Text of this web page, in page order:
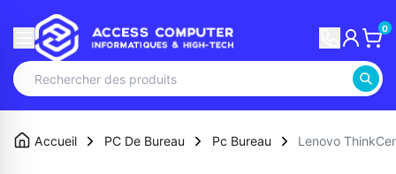
0
Accueil PC De Bureau Pc Bureau Lenovo